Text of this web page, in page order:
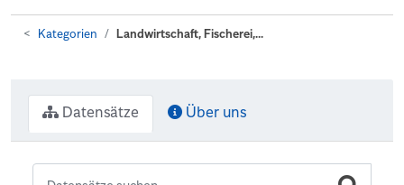
Kategorien Landwirtschaft, Fischerei,...
Datensätze Über uns